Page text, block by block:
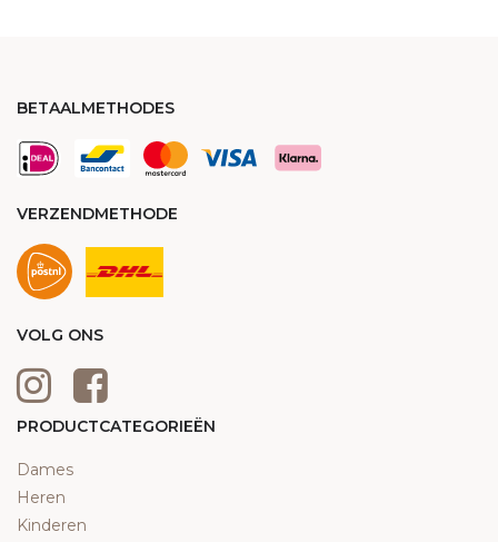
BETAALMETHODES
VERZENDMETHODE
VOLG ONS
PRODUCTCATEGORIEËN
Dames
Heren
Kinderen